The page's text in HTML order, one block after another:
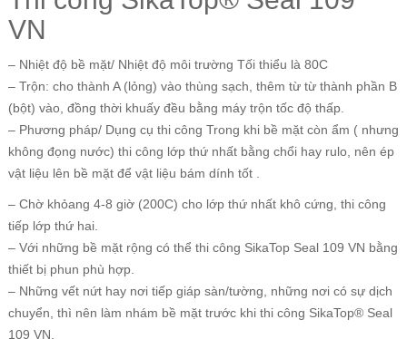
VN
– Nhiệt độ bề mặt/ Nhiệt độ môi trường Tối thiểu là 80C
– Trộn: cho thành A (lỏng) vào thùng sạch, thêm từ từ thành phần B
(bột) vào, đồng thời khuấy đều bằng máy trộn tốc độ thấp.
– Phương pháp/ Dụng cụ thi công Trong khi bề mặt còn ẩm ( nhưng
không đọng nước) thi công lớp thứ nhất bằng chổi hay rulo, nên ép
vật liệu lên bề mặt để vật liệu bám dính tốt .
– Chờ khỏang 4-8 giờ (200C) cho lớp thứ nhất khô cứng, thi công
tiếp lớp thứ hai.
– Với những bề mặt rộng có thể thi công SikaTop Seal 109 VN bằng
thiết bị phun phù hợp.
– Những vết nứt hay nơi tiếp giáp sàn/tường, những nơi có sự dịch
chuyển, thì nên làm nhám bề mặt trước khi thi công SikaTop® Seal
109 VN.